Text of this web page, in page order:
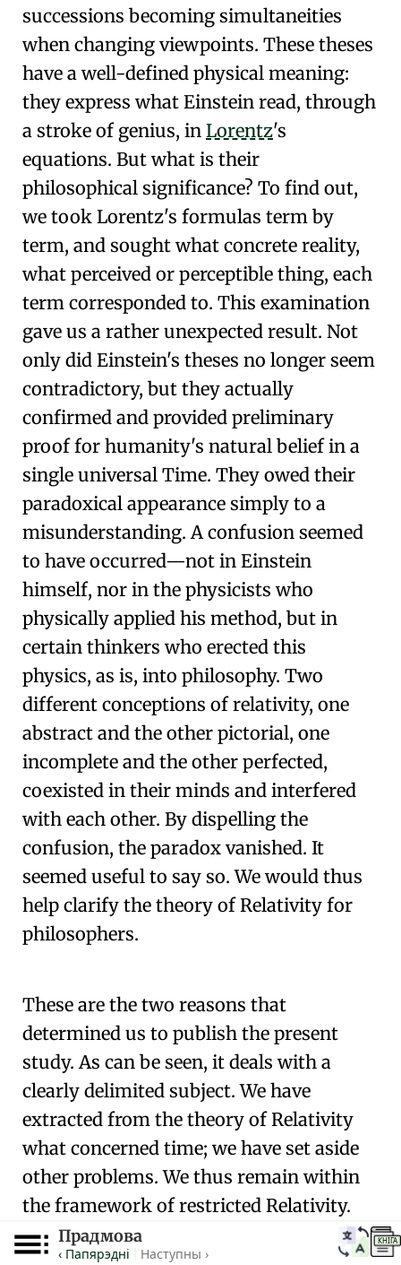
successions becoming simultaneities
when changing viewpoints. These theses
have a well-defined physical meaning:
they express what Einstein read, through
a stroke of genius, in Lorentz's
equations. But what is their
philosophical significance? To find out,
we took Lorentz's formulas term by
term, and sought what concrete reality,
what perceived or perceptible thing, each
term corresponded to. This examination
gave us a rather unexpected result. Not
only did Einstein's theses no longer seem
contradictory, but they actually
confirmed and provided preliminary
proof for humanity's natural belief in a
single universal Time. They owed their
paradoxical appearance simply to a
misunderstanding. A confusion seemed
to have occurred—not in Einstein
himself, nor in the physicists who
physically applied his method, but in
certain thinkers who erected this
physics, as is, into philosophy. Two
different conceptions of relativity, one
abstract and the other pictorial, one
incomplete and the other perfected,
coexisted in their minds and interfered
with each other. By dispelling the
confusion, the paradox vanished. It
seemed useful to say so. We would thus
help clarify the theory of Relativity for
philosophers.
These are the two reasons that
determined us to publish the present
study. As can be seen, it deals with a
clearly delimited subject. We have
extracted from the theory of Relativity
what concerned time; we have set aside
other problems. We thus remain within
the framework ofrestricted Relativity.
The theory of generalized Relativity
in
Прадмова
‹ Папярэдні Наступны ›
КНІГА